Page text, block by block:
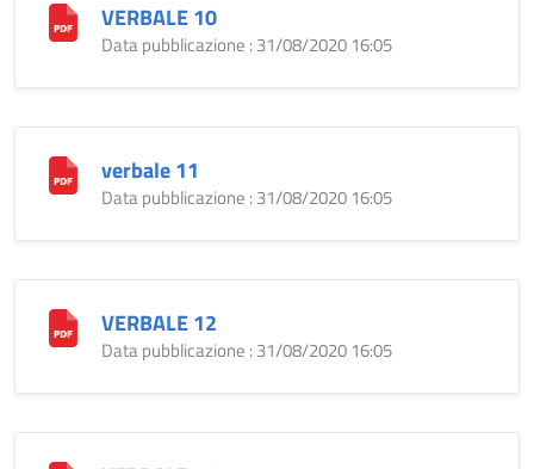
VERBALE 10
Data pubblicazione : 31/08/2020 16:05
verbale 11
Data pubblicazione : 31/08/2020 16:05
VERBALE 12
Data pubblicazione : 31/08/2020 16:05